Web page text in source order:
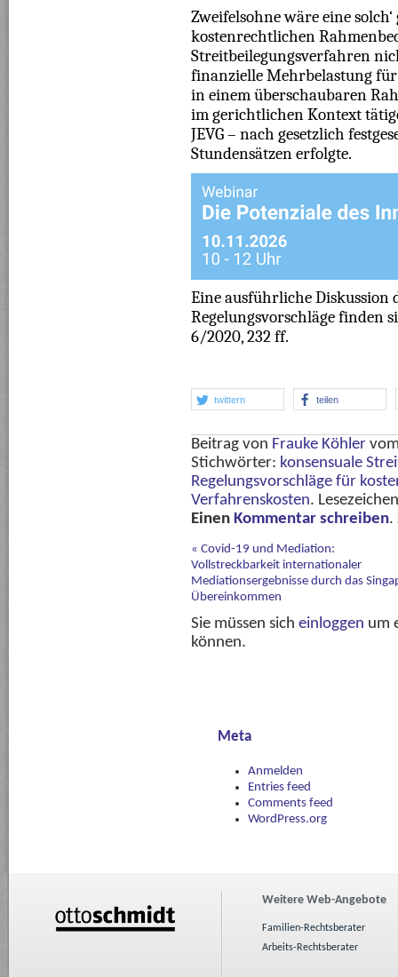
Zweifelsohne wäre eine
kostenrechtlichen
Streitbeilegungsverfahren
finanzielle Mehrbelastung
in einem überschaubaren
im gerichtlichen Kontext
JEVG – nach gesetzlich
Stundensätzen erfolgte.
Eine ausführliche Diskussion
Regelungsvorschläge finden
6/2020, 232 ff.
twittern teilen
Beitrag von Frauke Köhler
Stichwörter: konsensuale
Regelungsvorschläge für
Verfahrenskosten.
Einen Kommentar schreiben.
« Covid-19 und Mediation:
Vollstreckbarkeit internationaler
Mediationsergebnisse durch das
Übereinkommen
Sie müssen sich einloggen um
können.
Meta
Anmelden
Entries feed
Comments feed
WordPress.org
Weitere Web-Angebote
Familien-Rechtsberater
Arbeits-Rechtsberater